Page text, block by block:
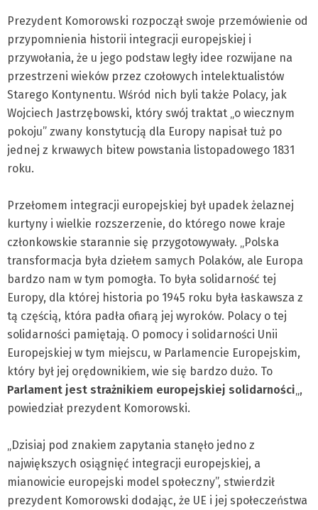
Prezydent Komorowski rozpoczął swoje przemówienie od
przypomnienia historii integracji europejskiej i
przywołania, że u jego podstaw legły idee rozwijane na
przestrzeni wieków przez czołowych intelektualistów
Starego Kontynentu. Wśród nich byli także Polacy, jak
Wojciech Jastrzębowski, który swój traktat „o wiecznym
pokoju” zwany konstytucją dla Europy napisał tuż po
jednej z krwawych bitew powstania listopadowego 1831
roku.
Przełomem integracji europejskiej był upadek żelaznej
kurtyny i wielkie rozszerzenie, do którego nowe kraje
członkowskie starannie się przygotowywały. „Polska
transformacja była dziełem samych Polaków, ale Europa
bardzo nam w tym pomogła. To była solidarność tej
Europy, dla której historia po 1945 roku była łaskawsza z
tą częścią, która padła ofiarą jej wyroków. Polacy o tej
solidarności pamiętają. O pomocy i solidarności Unii
Europejskiej w tym miejscu, w Parlamencie Europejskim,
który był jej orędownikiem, wie się bardzo dużo. To
Parlament jest strażnikiem europejskiej solidarności„,
powiedział prezydent Komorowski.
„Dzisiaj pod znakiem zapytania stanęło jedno z
największych osiągnięć integracji europejskiej, a
mianowicie europejski model społeczny”, stwierdził
prezydent Komorowski dodając, że UE i jej społeczeństwa